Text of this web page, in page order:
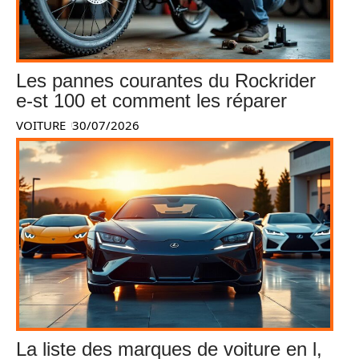
Les pannes courantes du Rockrider
e-st 100 et comment les réparer
VOITURE 30/07/2026
La liste des marques de voiture en l,